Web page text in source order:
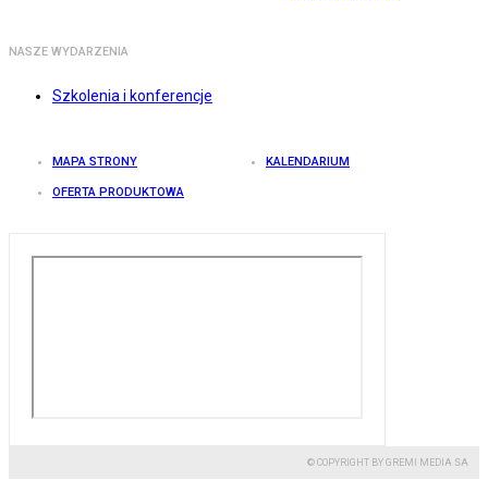
NASZE WYDARZENIA
Szkolenia i konferencje
MAPA STRONY KALENDARIUM
OFERTA PRODUKTOWA
© COPYRIGHT BY GREMI MEDIA SA